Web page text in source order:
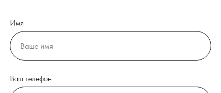
Имя
Ваш телефон